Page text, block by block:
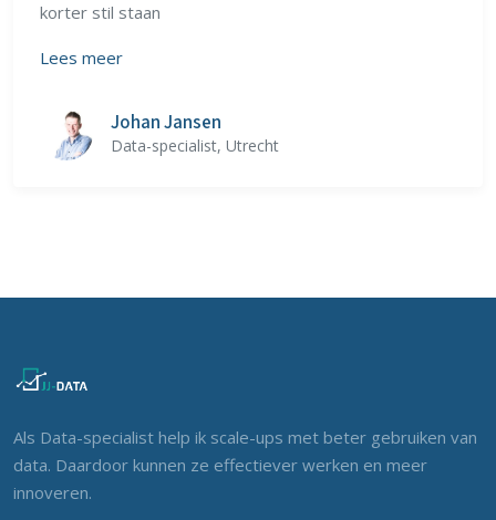
korter stil staan
Lees meer
Johan Jansen
Data-specialist, Utrecht
Als Data-specialist help ik scale-ups met beter gebruiken van
data. Daardoor kunnen ze effectiever werken en meer
innoveren.